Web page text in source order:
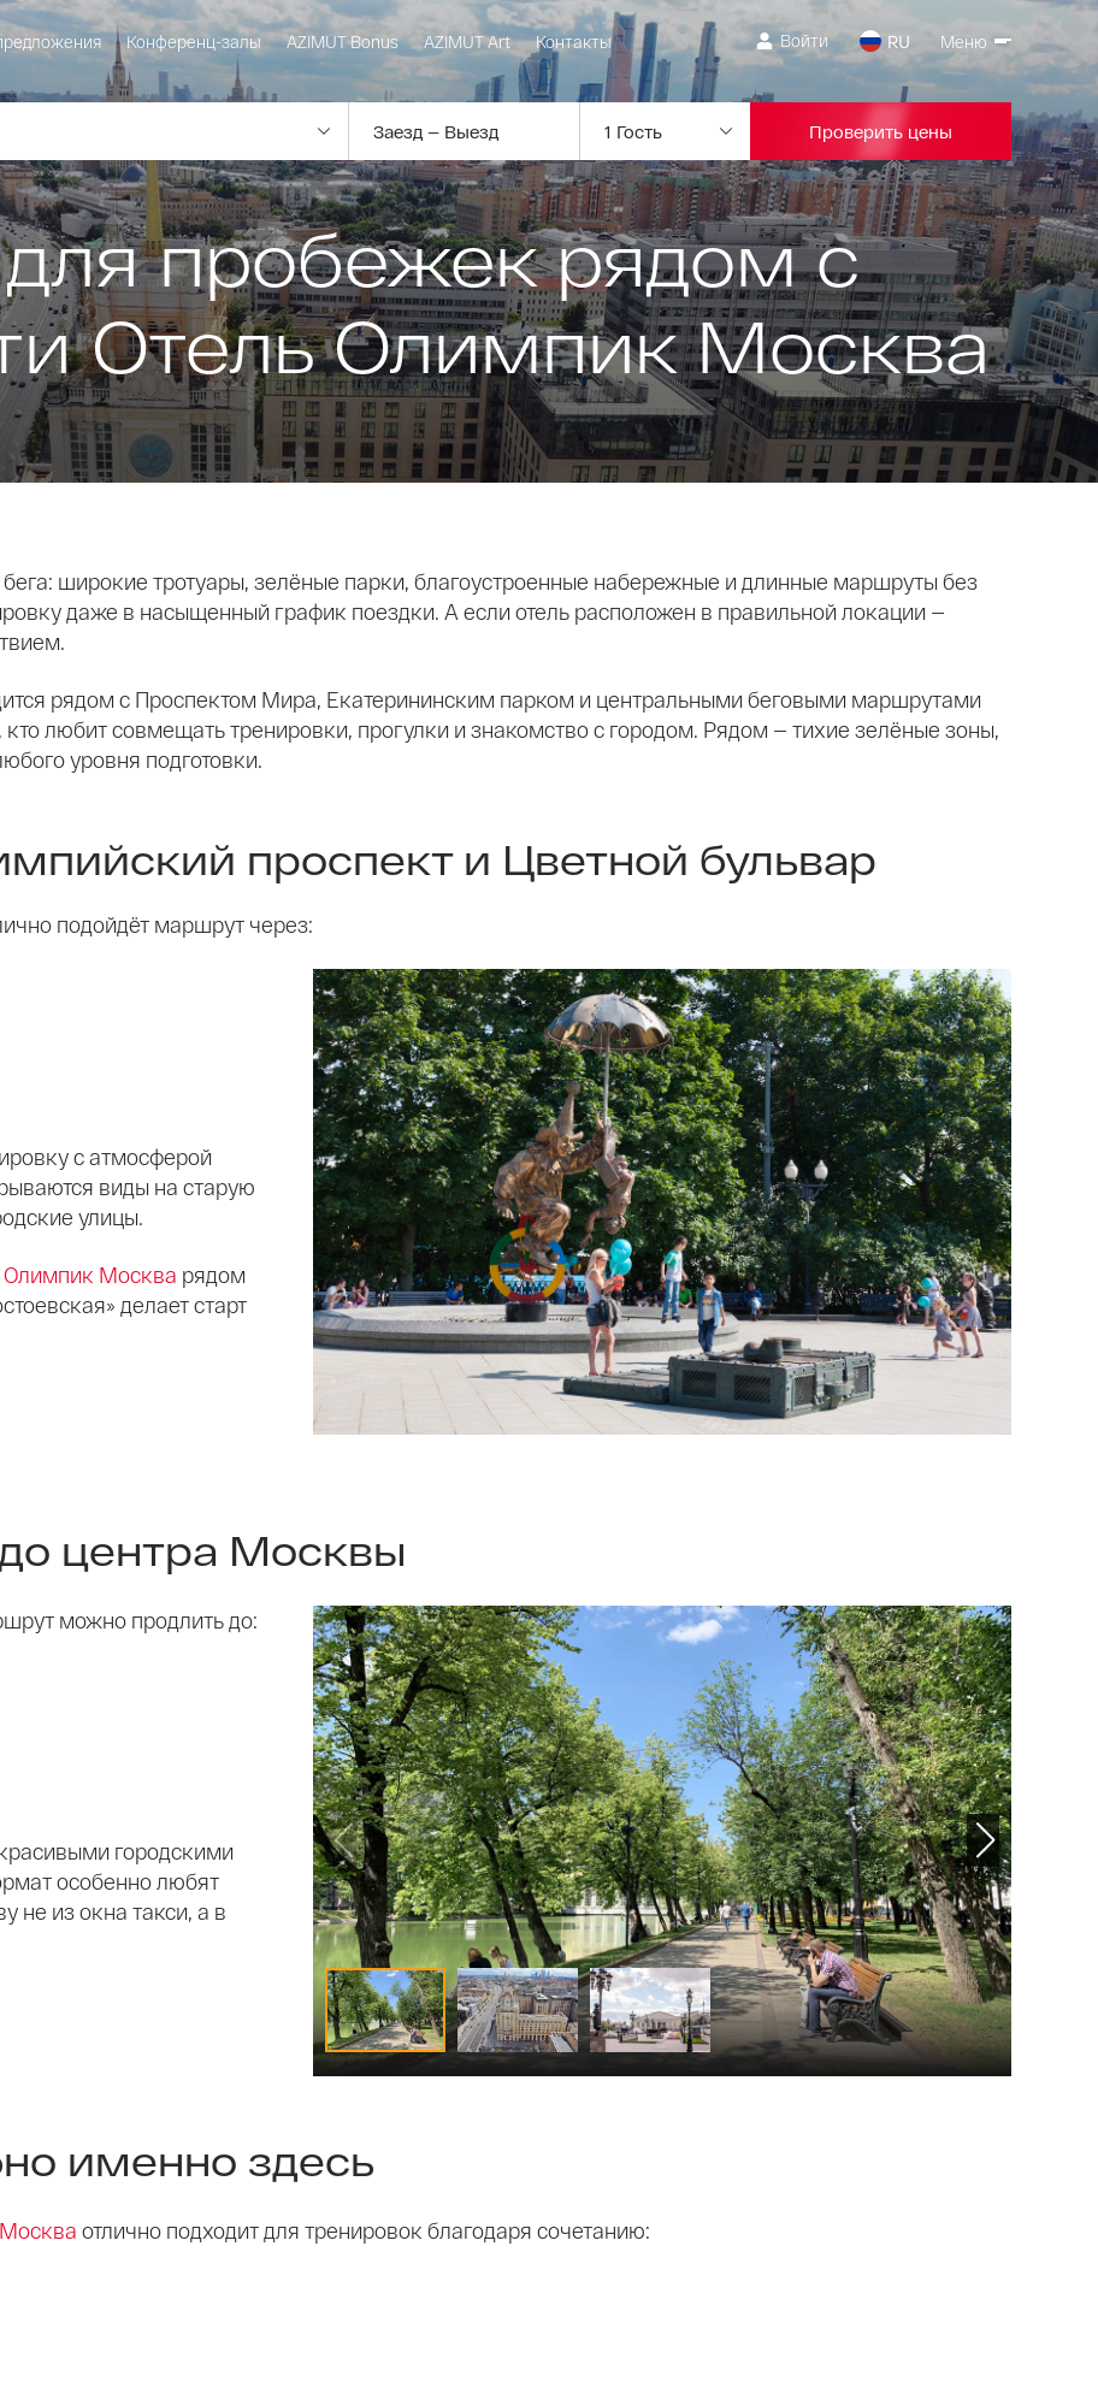
Конференц-залы AZIMUT Bonus AZIMUT Art Контакты Войти RU Меню
Проверить цены
пробежек рядом с
Отель Олимпик Москва
широкие тротуары, зелёные парки, благоустроенные набережные и длинные маршруты без
даже в насыщенный график поездки. А если отель расположен в правильной локации —
рядом с Проспектом Мира, Екатерининским парком и центральными беговыми маршрутами
любит совмещать тренировки, прогулки и знакомство с городом. Рядом — тихие зелёные зоны,
уровня подготовки.
проспект и Цветной бульвар
подойдёт маршрут через:
с атмосферой
виды на старую
улицы.
Олимпик Москва рядом
делает старт
центра Москвы
можно продлить до:
городскими
особенно любят
не из окна такси, а в
именно здесь
отлично подходит для тренировок благодаря сочетанию: